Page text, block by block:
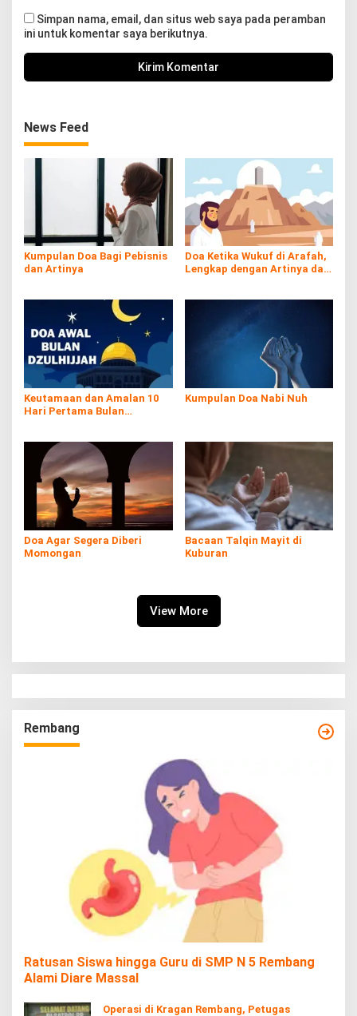
Simpan nama, email, dan situs web saya pada peramban
ini untuk komentar saya berikutnya.
News Feed
Kumpulan Doa Bagi Pebisnis
dan Artinya
Doa Ketika Wukuf di Arafah,
Lengkap dengan Artinya dan
Keutamaan dan Amalan 10
Hari Pertama Bulan
Kumpulan Doa Nabi Nuh
Doa Agar Segera Diberi
Momongan
Bacaan Talqin Mayit di
Kuburan
View More
Rembang
Ratusan Siswa hingga Guru di SMP N 5 Rembang
Alami Diare Massal
Operasi di Kragan Rembang, Petugas